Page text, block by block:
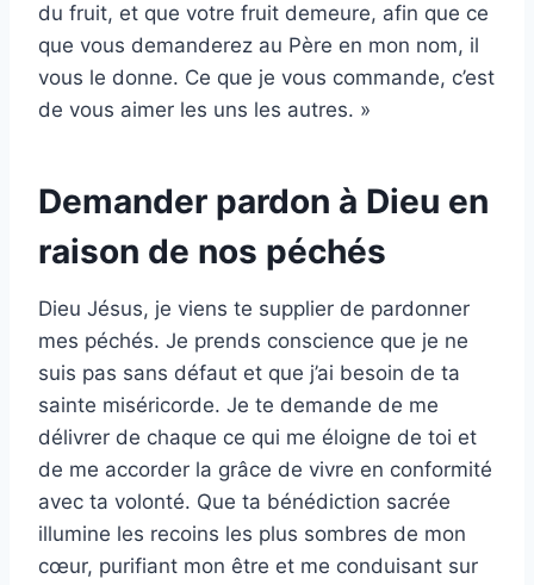
du fruit, et que votre fruit demeure, afin que ce
que vous demanderez au Père en mon nom, il
vous le donne. Ce que je vous commande, c’est
de vous aimer les uns les autres. »
Demander pardon à Dieu en
raison de nos péchés
Dieu Jésus, je viens te supplier de pardonner
mes péchés. Je prends conscience que je ne
suis pas sans défaut et que j’ai besoin de ta
sainte miséricorde. Je te demande de me
délivrer de chaque ce qui me éloigne de toi et
de me accorder la grâce de vivre en conformité
avec ta volonté. Que ta bénédiction sacrée
illumine les recoins les plus sombres de mon
cœur, purifiant mon être et me conduisant sur